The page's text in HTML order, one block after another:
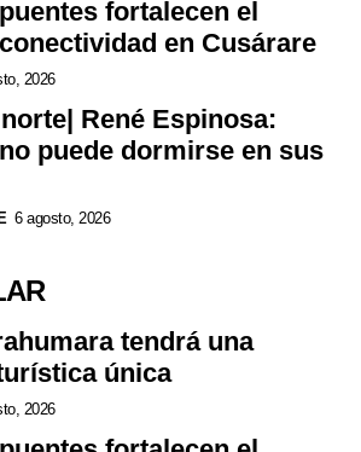
fortalecen el
en Cusárare
2026
René Espinosa:
puede dormirse en sus
6 agosto, 2026
tendrá una
única
2026